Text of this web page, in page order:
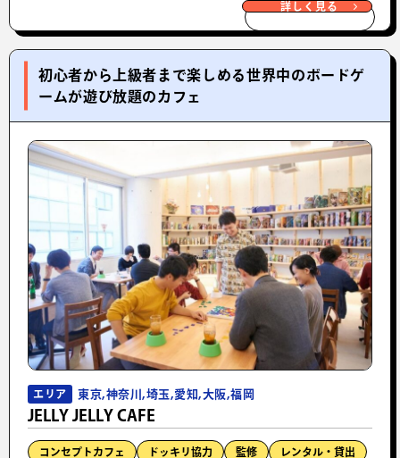
詳しく見る
初心者から上級者まで楽しめる世界中のボードゲ
ームが遊び放題のカフェ
エリア 東京,神奈川,埼玉,愛知,大阪,福岡
JELLY JELLY CAFE
コンセプトカフェ ドッキリ協力 監修 レンタル・貸出